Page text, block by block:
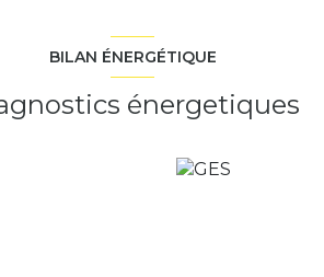
BILAN ÉNERGÉTIQUE
énergetiques